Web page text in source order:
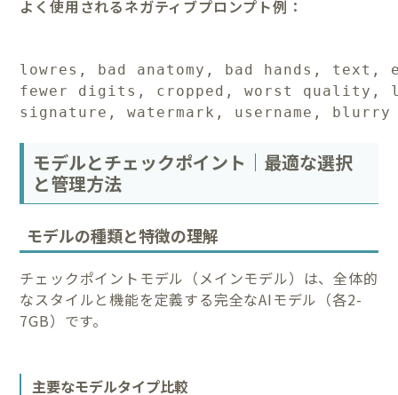
よく使用されるネガティブプロンプト例：
lowres, bad anatomy, bad hands,
fewer digits, cropped, worst
signature, watermark, username, blurry
モデルとチェックポイント｜最適な選択
と管理方法
モデルの種類と特徴の理解
チェックポイントモデル（メインモデル）は、全体的
なスタイルと機能を定義する完全なAIモデル（各2-
7GB）です。
主要なモデルタイプ比較